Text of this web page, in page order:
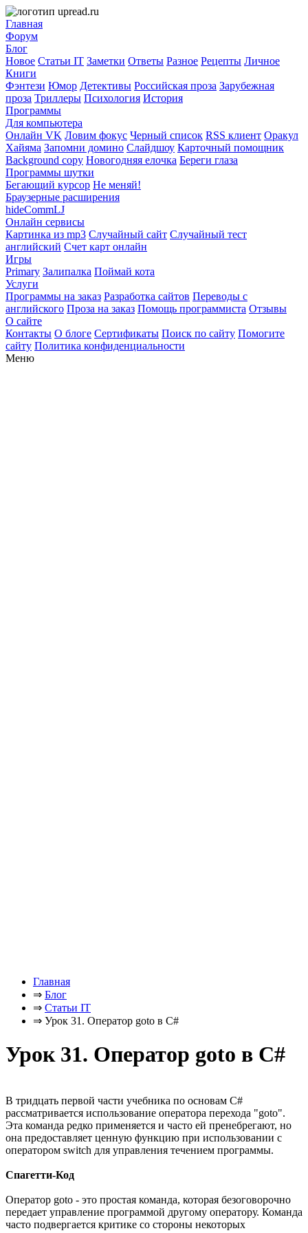
Главная
Форум
Блог
Новое Статьи IT Заметки Ответы Разное Рецепты Личное
Книги
Фэнтези Юмор Детективы Российская проза Зарубежная
проза Триллеры Психология История
Программы
Для компьютера
Онлайн VK Ловим фокус Черный список RSS клиент Оракул
Хайяма Запомни домино Слайдшоу Карточный помощник
Background copy Новогодняя елочка Береги глаза
Программы шутки
Бегающий курсор Не меняй!
Браузерные расширения
hideCommLJ
Онлайн сервисы
Картинка из mp3 Случайный сайт Случайный тест
английский Счет карт онлайн
Игры
Primary Залипалка Поймай кота
Услуги
Программы на заказ Разработка сайтов Переводы с
английского Проза на заказ Помощь программиста Отзывы
О сайте
Контакты О блоге Сертификаты Поиск по сайту Помогите
сайту Политика конфиденциальности
Меню
Главная
⇒ Блог
⇒ Статьи IT
⇒ Урок 31. Оператор goto в C#
Урок 31. Оператор goto в C#
В тридцать первой части учебника по основам C#
рассматривается использование оператора перехода "goto".
Эта команда редко применяется и часто ей пренебрегают, но
она предоставляет ценную функцию при использовании с
оператором switch для управления течением программы.
Спагетти-Код
Оператор goto - это простая команда, которая безоговорочно
передает управление программой другому оператору. Команда
часто подвергается критике со стороны некоторых